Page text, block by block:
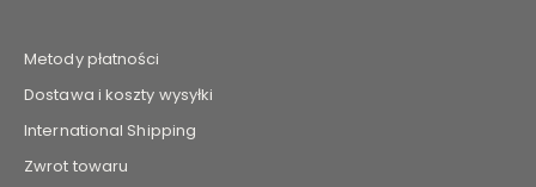
Metody płatności
Dostawa i koszty wysyłki
International Shipping
Zwrot towaru